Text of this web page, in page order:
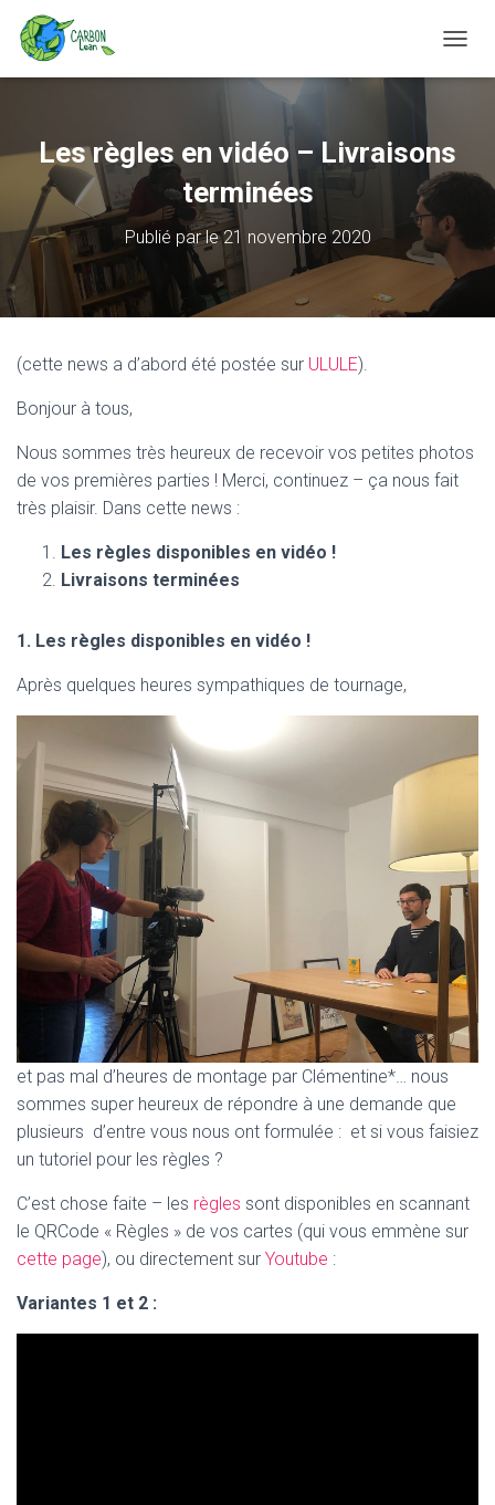
É
E
A
N
Les règles en vidéo – Livraisons
terminées
Publié parle21 novembre 2020
(cette news a d’abord été postée sur ULULE).
Bonjour à tous,
Nous sommes très heureux de recevoir vos petites photos
de vos premières parties ! Merci, continuez – ça nous fait
très plaisir. Dans cette news :
Les règles disponibles en vidéo !
Livraisons terminées
1. Les règles disponibles en vidéo !
Après quelques heures sympathiques de tournage,
et pas mal d’heures de montage par Clémentine*… nous
sommes super heureux de répondre à une demande que
plusieurs d’entre vous nous ont formulée : et si vous faisiez
un tutoriel pour les règles ?
C’est chose faite – les règles sont disponibles en scannant
le QRCode « Règles » de vos cartes (qui vous emmène sur
cette page), ou directement sur Youtube :
Variantes 1 et 2 :